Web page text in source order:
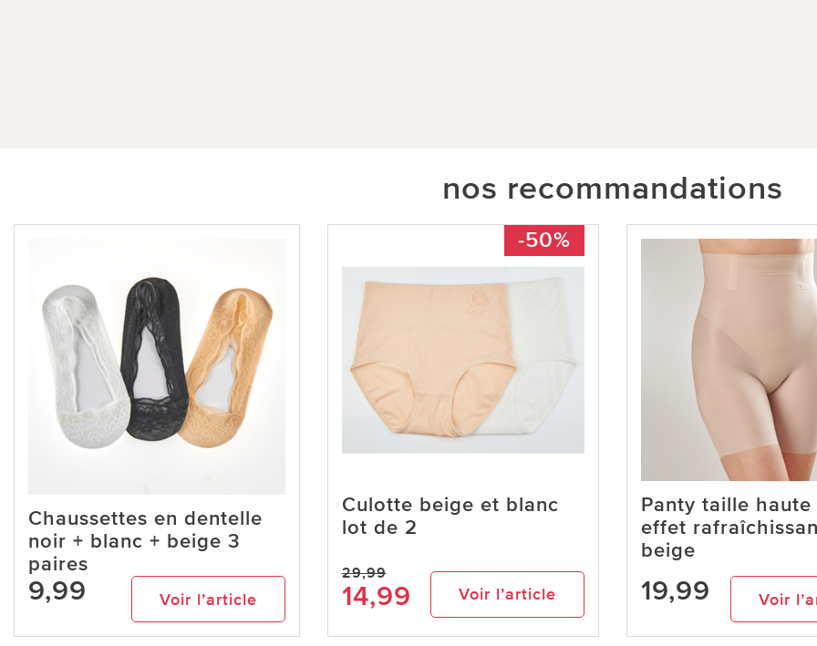
nos recommandations
Chaussettes en dentelle
noir + blanc + beige 3
paires
9,99 Voir l’article
-50%
Culotte beige et blanc
lot de 2
29,99
14,99 Voir l’article
Panty taille haute
effet
beige
19,99 Voir